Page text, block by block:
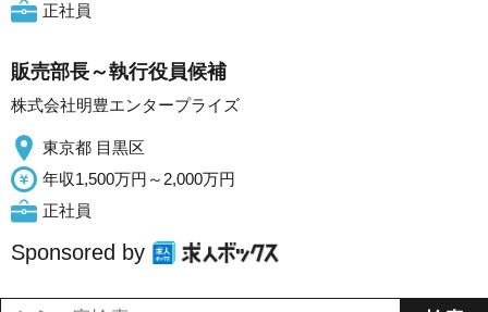
正社員
販売部長～執行役員候補
株式会社明豊エンタープライズ
東京都 目黒区
年収1,500万円～2,000万円
正社員
Sponsored by